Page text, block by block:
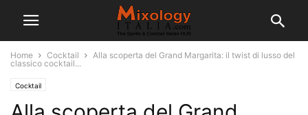
Home Cocktail
Alla scoperta del Grand Margarita: il twist di lusso del
classico cocktail...
Cocktail